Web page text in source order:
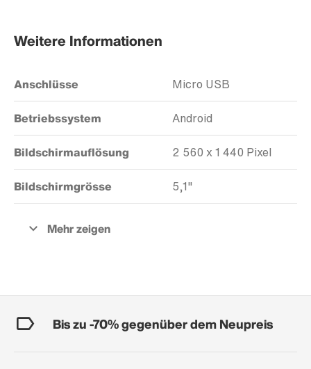
Weitere Informationen
Anschlüsse Micro USB
Betriebssystem Android
Bildschirmauflösung 2 560 x 1 440 Pixel
Bildschirmgrösse 5,1"
Bis zu -70% gegenüber dem Neupreis